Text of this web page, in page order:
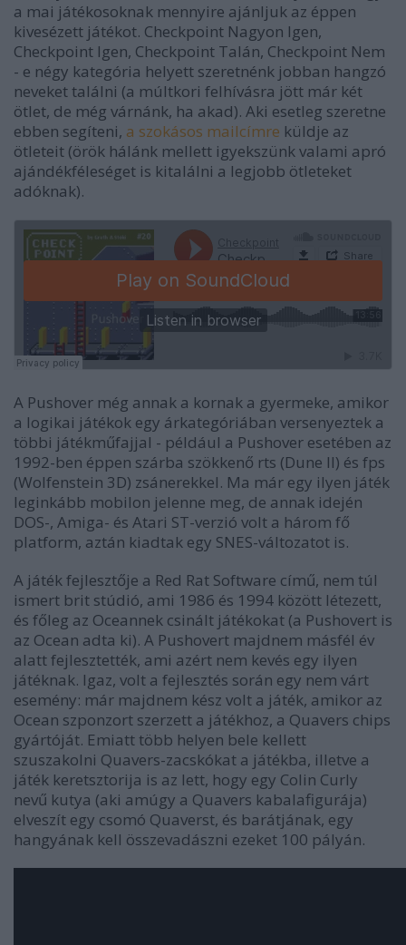
a mai játékosoknak mennyire ajánljuk az éppen
kivesézett játékot. Checkpoint Nagyon Igen,
Checkpoint Igen, Checkpoint Talán, Checkpoint Nem
- e négy kategória helyett szeretnénk jobban hangzó
neveket találni (a múltkori felhívásra jött már két
ötlet, de még várnánk, ha akad). Aki esetleg szeretne
ebben segíteni, a szokásos mailcímre küldje az
ötleteit (örök hálánk mellett igyekszünk valami apró
ajándékféleséget is kitalálni a legjobb ötleteket
adóknak).
A Pushover még annak a kornak a gyermeke, amikor
a logikai játékok egy árkategóriában versenyeztek a
többi játékműfajjal - például a Pushover esetében az
1992-ben éppen szárba szökkenő rts (Dune II) és fps
(Wolfenstein 3D) zsánerekkel. Ma már egy ilyen játék
leginkább mobilon jelenne meg, de annak idején
DOS-, Amiga- és Atari ST-verzió volt a három fő
platform, aztán kiadtak egy SNES-változatot is.
A játék fejlesztője a Red Rat Software című, nem túl
ismert brit stúdió, ami 1986 és 1994 között létezett,
és főleg az Oceannek csinált játékokat (a Pushovert is
az Ocean adta ki). A Pushovert majdnem másfél év
alatt fejlesztették, ami azért nem kevés egy ilyen
játéknak. Igaz, volt a fejlesztés során egy nem várt
esemény: már majdnem kész volt a játék, amikor az
Ocean szponzort szerzett a játékhoz, a Quavers chips
gyártóját. Emiatt több helyen bele kellett
szuszakolni Quavers-zacskókat a játékba, illetve a
játék keretsztorija is az lett, hogy egy Colin Curly
nevű kutya (aki amúgy a Quavers kabalafigurája)
elveszít egy csomó Quaverst, és barátjának, egy
hangyának kell összevadászni ezeket 100 pályán.